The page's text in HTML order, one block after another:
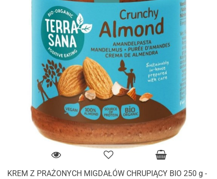
KREM Z PRAŻONYCH MIGDAŁÓW CHRUPIĄCY BIO 250 g -